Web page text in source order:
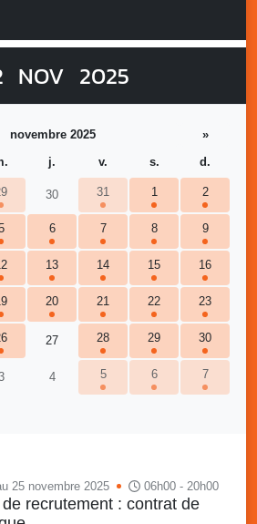
NOV 2025
novembre 2025
»
j. v. s. d.
30 31 1 2
6 7 8 9
13 14 15 16
20 21 22 23
27 28 29 30
4 5 6 7
25 novembre 2025 06h00 - 20h00
recrutement : contrat de